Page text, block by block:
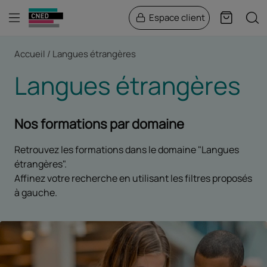
Menu Espace client Panier
Accueil Langues étrangères
Langues étrangères
Nos formations par domaine
Retrouvez les formations dans le domaine "Langues
étrangères".
Affinez votre recherche en utilisant les filtres proposés
à gauche.